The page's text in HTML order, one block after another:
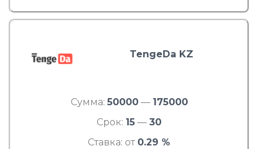
TengeDa KZ
Сумма: 50000— 175000
Срок: 15 — 30
Ставка: от 0.29 %